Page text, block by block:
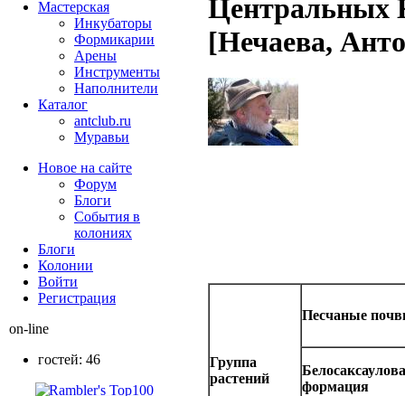
Центральных
[Нечаева,
Группа
растений
Песчаные
формация
Мастерская
Инкубаторы
Формикарии
Арены
Инструменты
Наполнители
Каталог
antclub.ru
Муравьи
Новое на сайте
Форум
Блоги
События в
колониях
Блоги
Колонии
Войти
Peгиcтpaция
on-line
гостей: 46